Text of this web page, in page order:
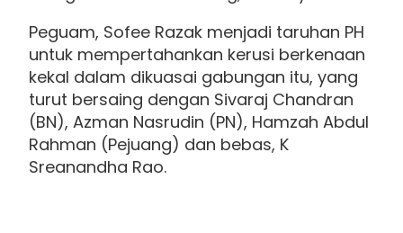
Peguam, Sofee Razak menjadi taruhan PH
untuk mempertahankan kerusi berkenaan
kekal dalam dikuasai gabungan itu, yang
turut bersaing dengan Sivaraj Chandran
(BN), Azman Nasrudin (PN), Hamzah Abdul
Rahman (Pejuang) dan bebas, K
Sreanandha Rao.